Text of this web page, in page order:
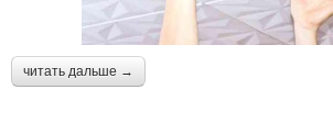
читать дальше →